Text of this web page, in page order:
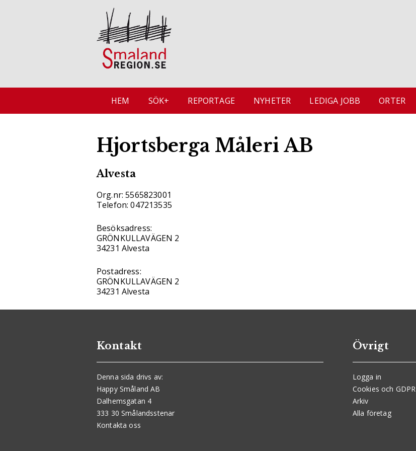
HEM SÖK+ REPORTAGE NYHETER LEDIGA JOBB ORTER
Hjortsberga Måleri AB
Alvesta
Org.nr: 5565823001
Telefon: 047213535
Besöksadress:
GRÖNKULLAVÄGEN 2
34231 Alvesta
Postadress:
GRÖNKULLAVÄGEN 2
34231 Alvesta
Kontakt
Denna sida drivs av:
Happy Småland AB
Dalhemsgatan 4
333 30 Smålandsstenar
Kontakta oss
Övrigt
Logga in
Cookies och GDPR
Arkiv
Alla företag